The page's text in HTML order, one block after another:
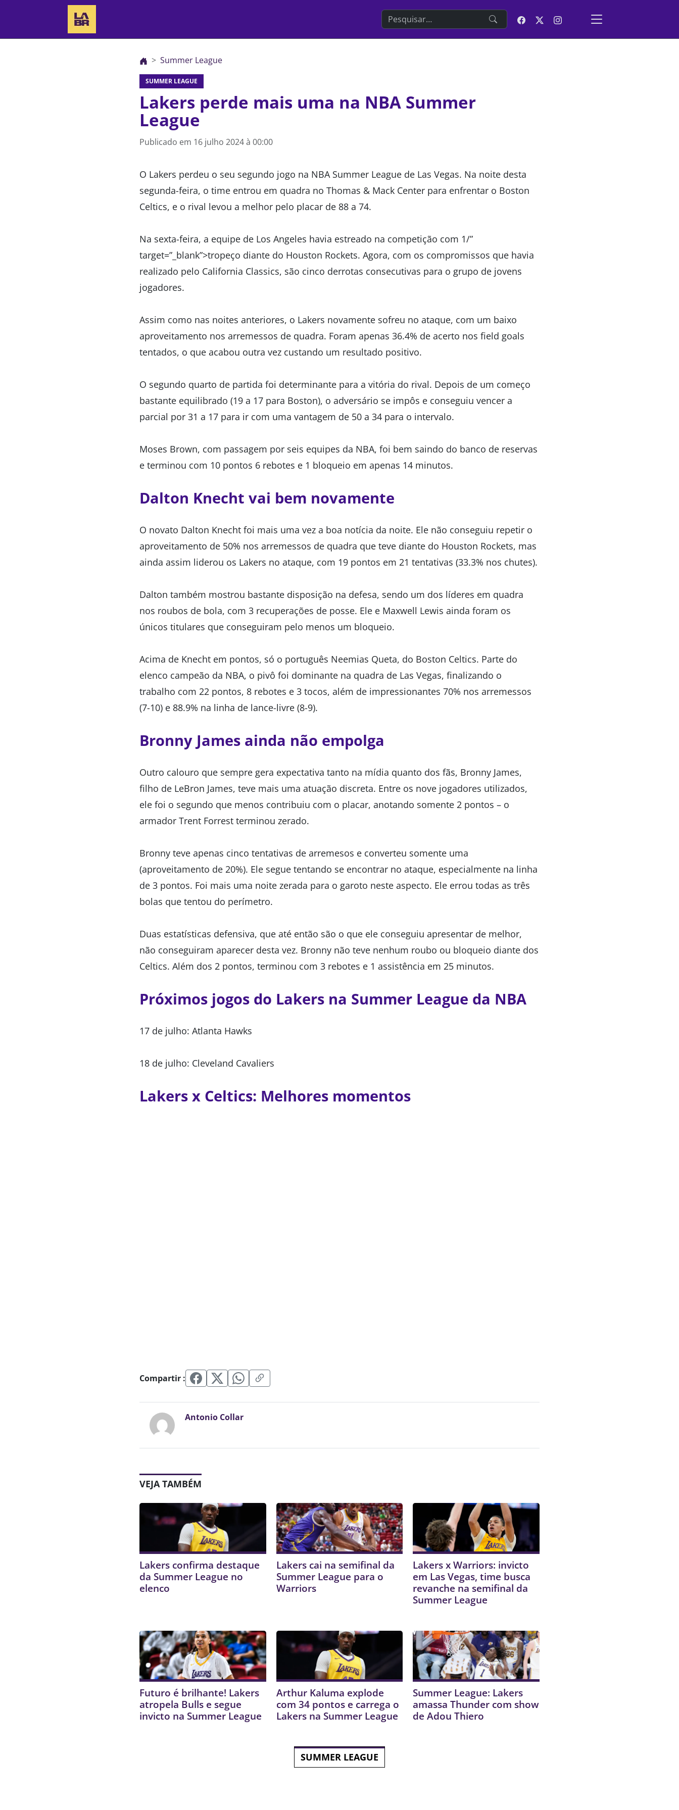
Search the website
Summer League
SUMMER LEAGUE
Lakers perde mais uma na NBA Summer
League
Publicado em 16 julho 2024 à 00:00
O Lakers perdeu o seu segundo jogo na NBA Summer League de Las Vegas. Na noite desta
segunda-feira, o time entrou em quadra no Thomas & Mack Center para enfrentar o Boston
Celtics, e o rival levou a melhor pelo placar de 88 a 74.
Na sexta-feira, a equipe de Los Angeles havia estreado na competição com 1/”
target=”_blank”>tropeço diante do Houston Rockets. Agora, com os compromissos que havia
realizado pelo California Classics, são cinco derrotas consecutivas para o grupo de jovens
jogadores.
Assim como nas noites anteriores, o Lakers novamente sofreu no ataque, com um baixo
aproveitamento nos arremessos de quadra. Foram apenas 36.4% de acerto nos field goals
tentados, o que acabou outra vez custando um resultado positivo.
O segundo quarto de partida foi determinante para a vitória do rival. Depois de um começo
bastante equilibrado (19 a 17 para Boston), o adversário se impôs e conseguiu vencer a
parcial por 31 a 17 para ir com uma vantagem de 50 a 34 para o intervalo.
Moses Brown, com passagem por seis equipes da NBA, foi bem saindo do banco de reservas
e terminou com 10 pontos 6 rebotes e 1 bloqueio em apenas 14 minutos.
Dalton Knecht vai bem novamente
O novato Dalton Knecht foi mais uma vez a boa notícia da noite. Ele não conseguiu repetir o
aproveitamento de 50% nos arremessos de quadra que teve diante do Houston Rockets, mas
ainda assim liderou os Lakers no ataque, com 19 pontos em 21 tentativas (33.3% nos chutes).
Dalton também mostrou bastante disposição na defesa, sendo um dos líderes em quadra
nos roubos de bola, com 3 recuperações de posse. Ele e Maxwell Lewis ainda foram os
únicos titulares que conseguiram pelo menos um bloqueio.
Acima de Knecht em pontos, só o português Neemias Queta, do Boston Celtics. Parte do
elenco campeão da NBA, o pivô foi dominante na quadra de Las Vegas, finalizando o
trabalho com 22 pontos, 8 rebotes e 3 tocos, além de impressionantes 70% nos arremessos
(7-10) e 88.9% na linha de lance-livre (8-9).
Bronny James ainda não empolga
Outro calouro que sempre gera expectativa tanto na mídia quanto dos fãs, Bronny James,
filho de LeBron James, teve mais uma atuação discreta. Entre os nove jogadores utilizados,
ele foi o segundo que menos contribuiu com o placar, anotando somente 2 pontos – o
armador Trent Forrest terminou zerado.
Bronny teve apenas cinco tentativas de arremesos e converteu somente uma
(aproveitamento de 20%). Ele segue tentando se encontrar no ataque, especialmente na linha
de 3 pontos. Foi mais uma noite zerada para o garoto neste aspecto. Ele errou todas as três
bolas que tentou do perímetro.
Duas estatísticas defensiva, que até então são o que ele conseguiu apresentar de melhor,
não conseguiram aparecer desta vez. Bronny não teve nenhum roubo ou bloqueio diante dos
Celtics. Além dos 2 pontos, terminou com 3 rebotes e 1 assistência em 25 minutos.
Próximos jogos do Lakers na Summer League da NBA
17 de julho: Atlanta Hawks
18 de julho: Cleveland Cavaliers
Lakers x Celtics: Melhores momentos
Compartir :
Antonio Collar
VEJA TAMBÉM
Lakers confirma destaque
da Summer League no
elenco
Lakers cai na semifinal da
Summer League para o
Warriors
Lakers x Warriors: invicto
em Las Vegas, time busca
revanche na semifinal da
Summer League
Futuro é brilhante! Lakers
atropela Bulls e segue
invicto na Summer League
Arthur Kaluma explode
com 34 pontos e carrega o
Lakers na Summer League
Summer League: Lakers
amassa Thunder com show
de Adou Thiero
SUMMER LEAGUE